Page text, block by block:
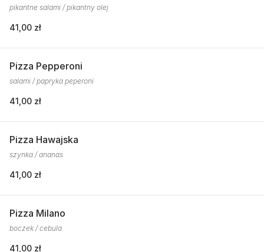
pikantne salami / pikantny olej
41,00 zł
Pizza Pepperoni
salami / papryka peperoni
41,00 zł
Pizza Hawajska
szynka / ananas
41,00 zł
Pizza Milano
boczek / cebula
41,00 zł